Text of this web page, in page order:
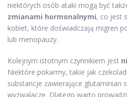
niektórych osób ataki mogą być
zmianami hormonalnymi, co jest
kobiet, które doświadczają migren
lub menopauzy.
Kolejnym istotnym czynnikiem jest
Niektóre pokarmy, takie jak
substancje zawierające glutaminian
wyzwalacze. Dlatego warto